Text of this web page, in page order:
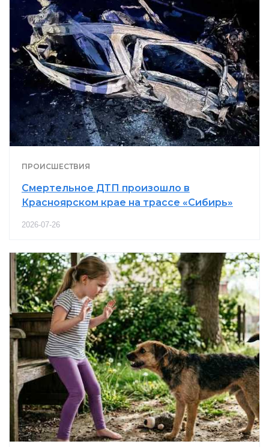
ПРОИСШЕСТВИЯ
Смертельное ДТП произошло в
Красноярском крае на трассе «Сибирь»
2026-07-26